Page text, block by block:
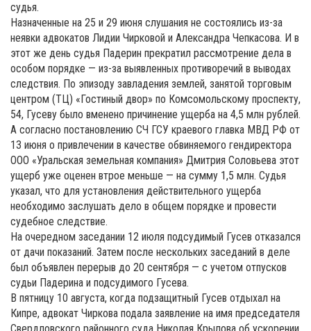
судья.
Назначенные на 25 и 29 июня слушания не состоялись из-за
неявки адвокатов Лидии Чирковой и Александра Чепкасова. И в
этот же день судья Падерин прекратил рассмотрение дела в
особом порядке — из-за выявленных противоречий в выводах
следствия. По эпизоду завладения землей, занятой торговым
центром (ТЦ) «Гостиный двор» по Комсомольскому проспекту,
54, Гусеву было вменено причинение ущерба на 4,5 млн рублей.
А согласно постановлению СЧ ГСУ краевого главка МВД РФ от
13 июня о привлечении в качестве обвиняемого гендиректора
ООО «Уральская земельная компания» Дмитрия Соловьева этот
ущерб уже оценен втрое меньше — на сумму 1,5 млн. Судья
указал, что для установления действительного ущерба
необходимо заслушать дело в общем порядке и провести
судебное следствие.
На очередном заседании 12 июля подсудимый Гусев отказался
от дачи показаний. Затем после нескольких заседаний в деле
был объявлен перерыв до 20 сентября — с учетом отпусков
судьи Падерина и подсудимого Гусева.
В пятницу 10 августа, когда подзащитный Гусев отдыхал на
Кипре, адвокат Чиркова подала заявление на имя председателя